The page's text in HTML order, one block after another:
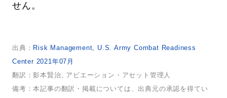
せん。
出典： Risk Management, U.S. Army Combat Readiness
Center 2021年07月
翻訳：影本賢治, アビエーション・アセット管理人
備考：本記事の翻訳・掲載については、出典元の承認を得てい